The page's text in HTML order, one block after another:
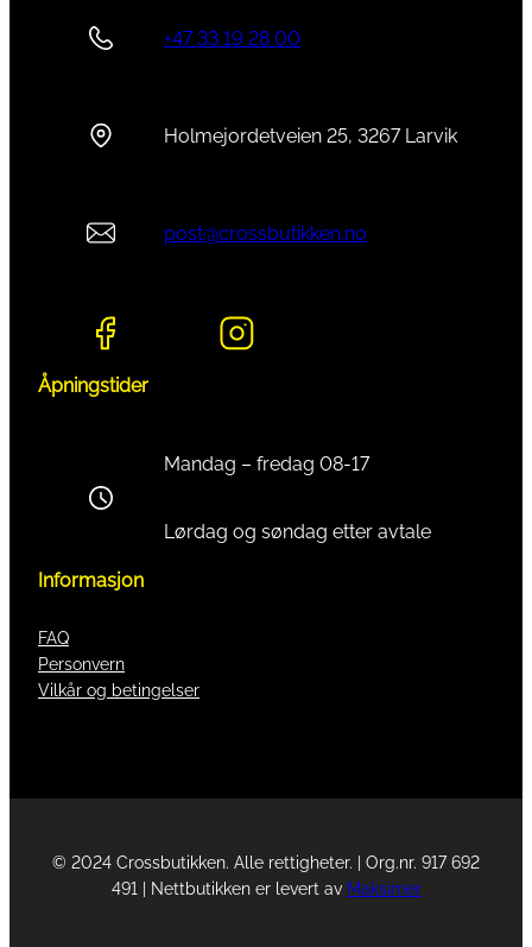
+47 33 19 28 00
Holmejordetveien 25, 3267 Larvik
post@crossbutikken.no
Åpningstider
Mandag – fredag 08-17
Lørdag og søndag etter avtale
Informasjon
FAQ
Personvern
Vilkår og betingelser
© 2024 Crossbutikken. Alle rettigheter. | Org.nr. 917 692
491 | Nettbutikken er levert av Maksimer